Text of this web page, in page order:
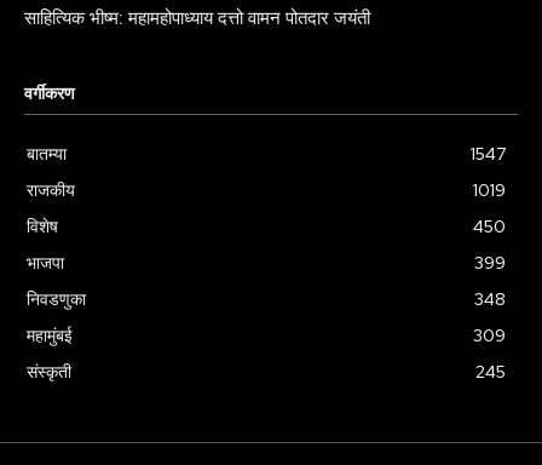
साहित्यिक भीष्म: महामहोपाध्याय दत्तो वामन पोतदार जयंती
वर्गीकरण
बातम्या
1547
राजकीय
1019
विशेष
450
भाजपा
399
निवडणुका
348
महामुंबई
309
संस्कृती
245